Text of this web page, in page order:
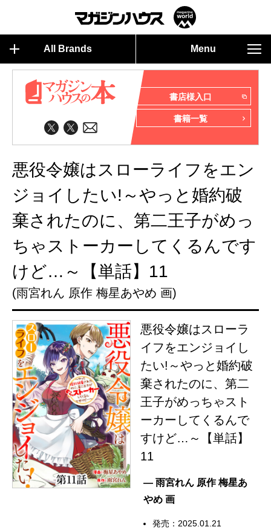
All Brands Menu
書店様入口
書籍一覧
悪役令嬢はスローライフをエン
ジョイしたい!～やっと婚約破
棄されたのに、第二王子がめっ
ちゃストーカーしてくるんです
けど…～【単話】11
(雨宮れん 原作 梅星あやめ 画)
悪役令嬢はスローラ
イフをエンジョイし
たい!～やっと婚約破
棄されたのに、第二
王子がめっちゃスト
ーカーしてくるんで
すけど…～【単話】
11
— 雨宮れん 原作 梅星あ
やめ 画
発売：2025.01.21